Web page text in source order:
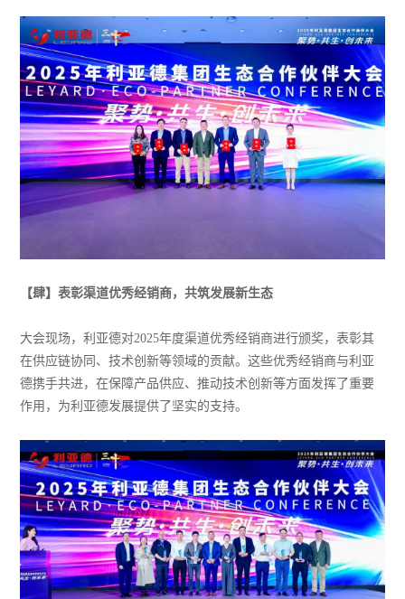
【肆】表彰渠道优秀经销商，共筑发展新生态
大会现场，利亚德对2025年度渠道优秀经销商进行颁奖，表彰其
在供应链协同、技术创新等领域的贡献。这些优秀经销商与利亚
德携手共进，在保障产品供应、推动技术创新等方面发挥了重要
作用，为利亚德发展提供了坚实的支持。